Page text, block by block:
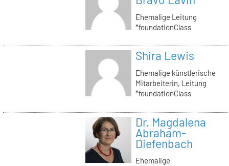
Ehemalige Leitung
*foundationClass
Shira Lewis
Ehemalige künstlerische
Mitarbeiterin, Leitung
*foundationClass
Dr. Magdalena
Abraham-
Diefenbach
Ehemalige